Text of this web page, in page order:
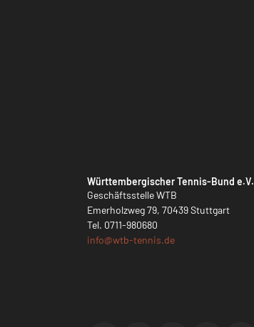
Württembergischer Tennis-Bund e.V.
Geschäftsstelle WTB
Emerholzweg 79, 70439 Stuttgart
Tel. 0711-980680
info@wtb-tennis.de